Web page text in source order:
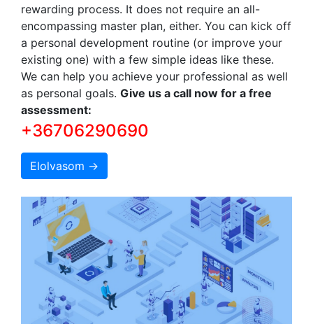
rewarding process. It does not require an all-
encompassing master plan, either. You can kick off
a personal development routine (or improve your
existing one) with a few simple ideas like these.
We can help you achieve your professional as well
as personal goals. Give us a call now for a free
assessment:
+36706290690
Elolvasom →